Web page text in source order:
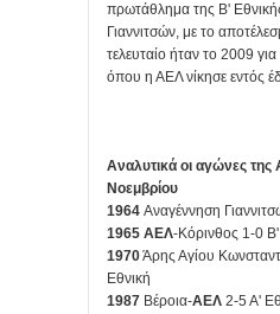
πρωτάθλημα της Β'
Γιαννιτσών, με το
τελευταίο ήταν το 2009
όπου η ΑΕΛ νίκησε εντός
Αναλυτικά οι αγώνες της
Νοεμβρίου
1964 Αναγέννηση
1965 ΑΕΛ-Κόρινθος 1-0 Β'
1970Άρης Αγίου
Εθνική
1987 Βέροια-ΑΕΛ 2-5 Α'